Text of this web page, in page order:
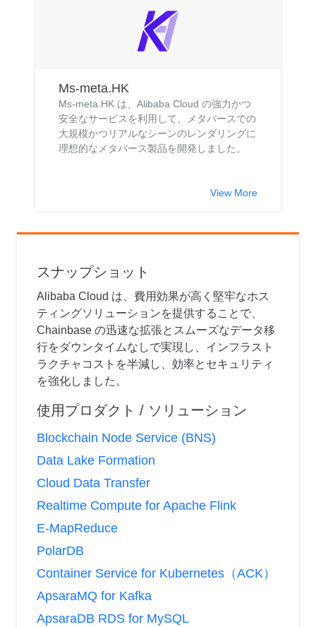
Ms-meta.HK
Ms-meta.HK は、Alibaba Cloud の強力かつ
安全なサービスを利用して、メタバースでの
大規模かつリアルなシーンのレンダリングに
理想的なメタバース製品を開発しました。
View More
スナップショット
Alibaba Cloud は、費用効果が高く堅牢なホス
ティングソリューションを提供することで、
Chainbase の迅速な拡張とスムーズなデータ移
行をダウンタイムなしで実現し、インフラスト
ラクチャコストを半減し、効率とセキュリティ
を強化しました。
使用プロダクト / ソリューション
Blockchain Node Service (BNS)
Data Lake Formation
Cloud Data Transfer
Realtime Compute for Apache Flink
E-MapReduce
PolarDB
Container Service for Kubernetes（ACK）
ApsaraMQ for Kafka
ApsaraDB RDS for MySQL